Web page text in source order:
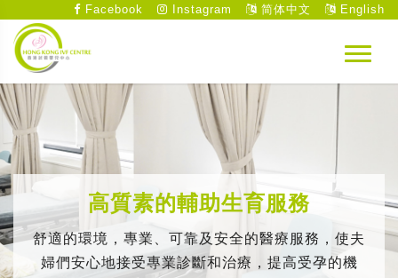
Facebook Instagram 简体中文 English
高質素的輔助生育服務
舒適的環境，專業、可靠及安全的醫療服務，使夫
婦們安心地接受專業診斷和治療，提高受孕的機